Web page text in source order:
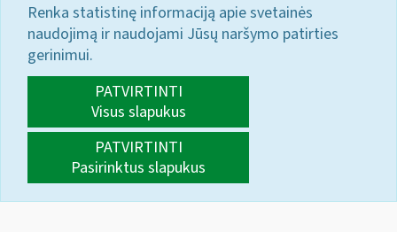
Renka statistinę informaciją apie svetainės
naudojimą ir naudojami Jūsų naršymo patirties
gerinimui.
PATVIRTINTI
Visus slapukus
PATVIRTINTI
Pasirinktus slapukus